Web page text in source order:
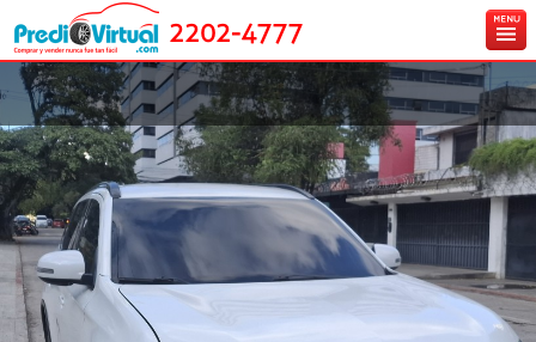
2202-4777
Inicio
Ingresa tu vehículo gratis
Carros en venta
Créditos y Seguros
Contáctanos